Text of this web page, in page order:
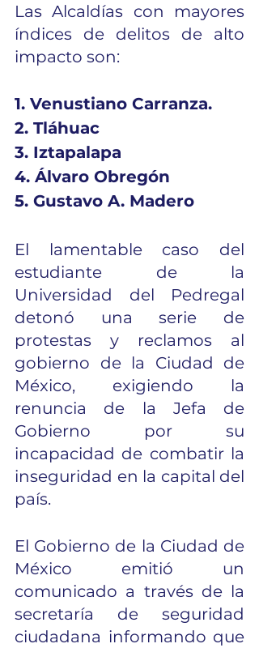
Las Alcaldías con mayores
índices de delitos de alto
impacto son:
1. Venustiano Carranza.
2. Tláhuac
3. Iztapalapa
4. Álvaro Obregón
5. Gustavo A. Madero
El lamentable caso del
estudiante de la
Universidad del Pedregal
detonó una serie de
protestas y reclamos al
gobierno de la Ciudad de
México, exigiendo la
renuncia de la Jefa de
Gobierno por su
incapacidad de combatir la
inseguridad en la capital del
país.
El Gobierno de la Ciudad de
México emitió un
comunicado a través de la
secretaría de seguridad
ciudadana informando que